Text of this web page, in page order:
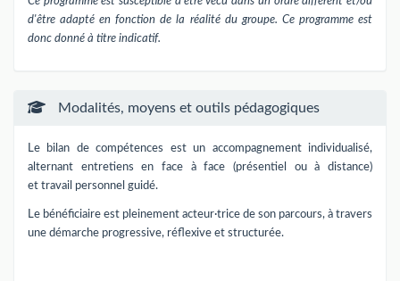
d'être adapté en fonction de la réalité du groupe. Ce programme est
donc donné à titre indicatif.
Modalités, moyens et outils pédagogiques
Le bilan de compétences est un accompagnement individualisé,
alternant entretiens en face à face (présentiel ou à distance)
et travail personnel guidé.
Le bénéficiaire est pleinement acteur·trice de son parcours, à travers
une démarche progressive, réflexive et structurée.